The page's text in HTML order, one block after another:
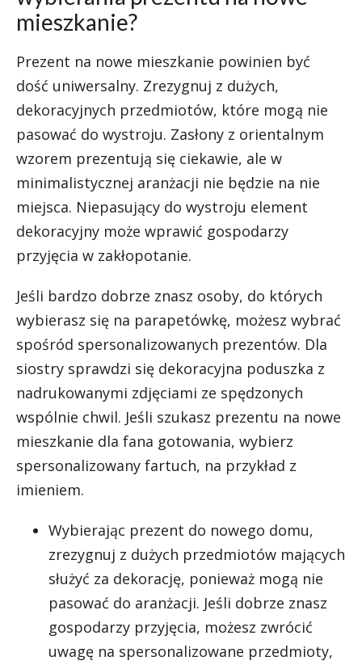
mieszkanie?
Prezent na nowe mieszkanie powinien być
dość uniwersalny. Zrezygnuj z dużych,
dekoracyjnych przedmiotów, które mogą nie
pasować do wystroju. Zasłony z orientalnym
wzorem prezentują się ciekawie, ale w
minimalistycznej aranżacji nie będzie na nie
miejsca. Niepasujący do wystroju element
dekoracyjny może wprawić gospodarzy
przyjęcia w zakłopotanie.
Jeśli bardzo dobrze znasz osoby, do których
wybierasz się na parapetówkę, możesz wybrać
spośród spersonalizowanych prezentów. Dla
siostry sprawdzi się dekoracyjna poduszka z
nadrukowanymi zdjęciami ze spędzonych
wspólnie chwil. Jeśli szukasz prezentu na nowe
mieszkanie dla fana gotowania, wybierz
spersonalizowany fartuch, na przykład z
imieniem.
Wybierając prezent do nowego domu,
zrezygnuj z dużych przedmiotów mających
służyć za dekorację, ponieważ mogą nie
pasować do aranżacji. Jeśli dobrze znasz
gospodarzy przyjęcia, możesz zwrócić
uwagę na spersonalizowane przedmioty,